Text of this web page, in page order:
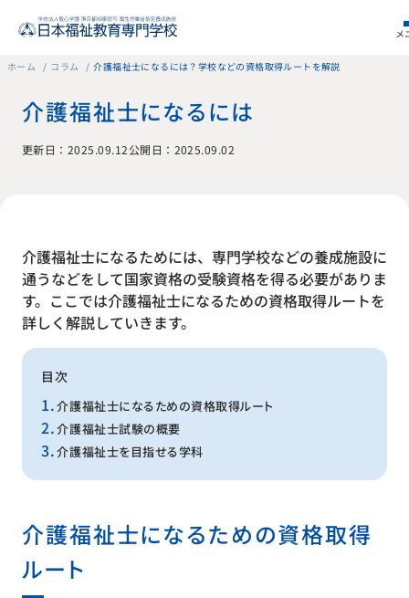
メ
ホーム コラム 介護福祉士になるには？学校などの資格取得ルートを解説
介護福祉士になるには
更新日：2025.09.12公開日：2025.09.02
介護福祉士になるためには、専門学校などの養成施設に
通うなどをして国家資格の受験資格を得る必要がありま
す。ここでは介護福祉士になるための資格取得ルートを
詳しく解説していきます。
目次
介護福祉士になるための資格取得ルート
介護福祉士試験の概要
介護福祉士を目指せる学科
介護福祉士になるための資格取得
ルート